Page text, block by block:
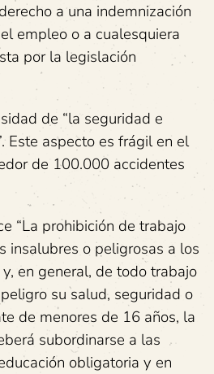
a una indemnización
empleo o a cualesquiera
por la legislación
de “la seguridad e
Este aspecto es frágil en el
de 100.000 accidentes
“La prohibición de trabajo
insalubres o peligrosas a los
en general, de todo trabajo
su salud, seguridad o
de menores de 16 años, la
subordinarse a las
obligatoria y en